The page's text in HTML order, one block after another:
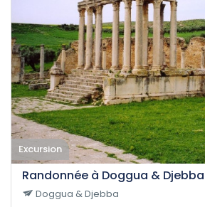
Excursion
Randonnée à Doggua & Djebba
Doggua & Djebba